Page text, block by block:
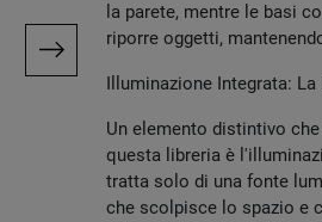
la parete, mentre le basi
riporre oggetti,
Illuminazione Integrata:
Un elemento distintivo
questa libreria è
tratta solo di una fonte
che scolpisce lo spazio e